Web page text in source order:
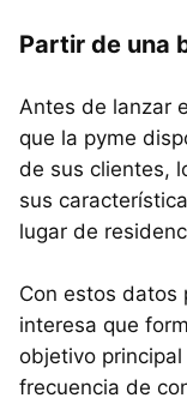
Partir de una
Antes de lanzar
que la pyme
de sus clientes,
sus
lugar de
Con estos datos
interesa que
objetivo
frecuencia de